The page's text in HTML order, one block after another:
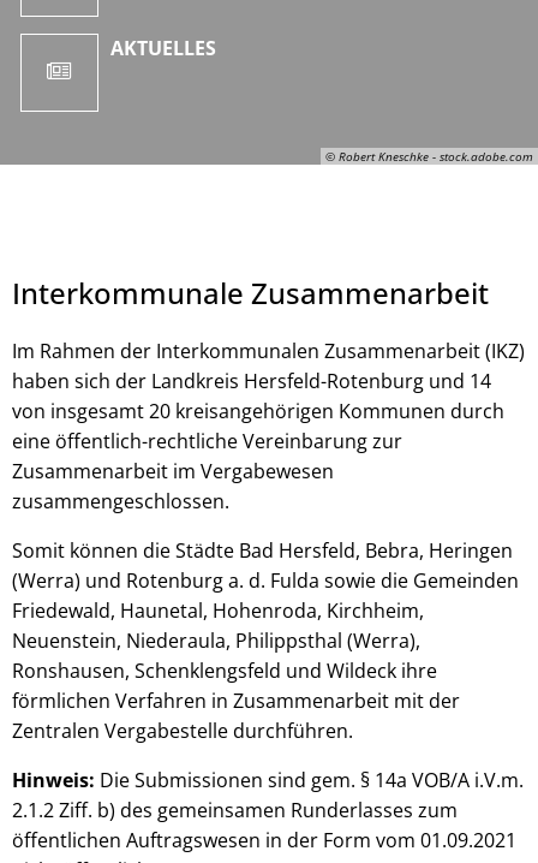
© Robert Kneschke - stock.adobe.com
AKTUELLES
Interkommunale Zusammenarbeit
Im Rahmen der Interkommunalen Zusammenarbeit (IKZ)
haben sich der Landkreis Hersfeld-Rotenburg und 14
von insgesamt 20 kreisangehörigen Kommunen durch
eine öffentlich-rechtliche Vereinbarung zur
Zusammenarbeit im Vergabewesen
zusammengeschlossen.
Somit können die Städte Bad Hersfeld, Bebra, Heringen
(Werra) und Rotenburg a. d. Fulda sowie die Gemeinden
Friedewald, Haunetal, Hohenroda, Kirchheim,
Neuenstein, Niederaula, Philippsthal (Werra),
Ronshausen, Schenklengsfeld und Wildeck ihre
förmlichen Verfahren in Zusammenarbeit mit der
Zentralen Vergabestelle durchführen.
Hinweis: Die Submissionen sind gem. § 14a VOB/A i.V.m.
2.1.2 Ziff. b) des gemeinsamen Runderlasses zum
öffentlichen Auftragswesen in der Form vom 01.09.2021